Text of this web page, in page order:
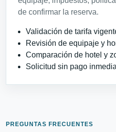
de confirmar la reserva.
Validación de tarifa
Revisión de equipaje y
Comparación de hotel y
Solicitud sin pago
PREGUNTAS FRECUENTES